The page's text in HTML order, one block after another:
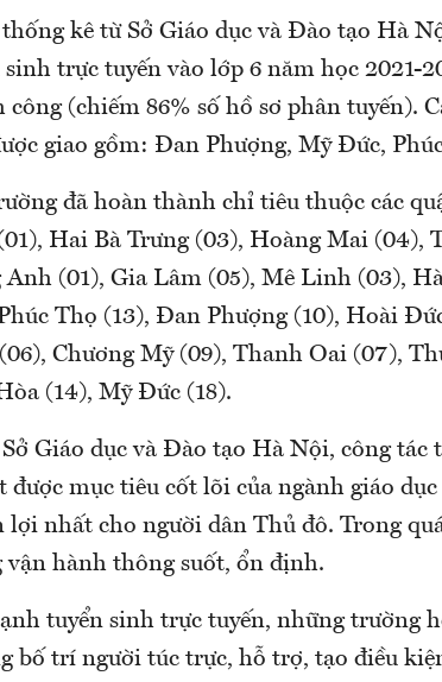
kê từ Sở Giáo dục và Đào tạo Hà
sinh trực tuyến vào lớp 6 năm học 2021-
công (chiếm 86% số hồ sơ phân tuyến).
giao gồm: Đan Phượng, Mỹ Đức,
đã hoàn thành chỉ tiêu thuộc các
Hai Bà Trưng (03), Hoàng Mai (04),
(01), Gia Lâm (05), Mê Linh (03),
Thọ (13), Đan Phượng (10), Hoài
Chương Mỹ (09), Thanh Oai (07),
(14), Mỹ Đức (18).
Giáo dục và Đào tạo Hà Nội, công tác
được mục tiêu cốt lõi của ngành giáo
lợi nhất cho người dân Thủ đô. Trong
vận hành thông suốt, ổn định.
tuyển sinh trực tuyến, những trường
bố trí người túc trực, hỗ trợ, tạo điều